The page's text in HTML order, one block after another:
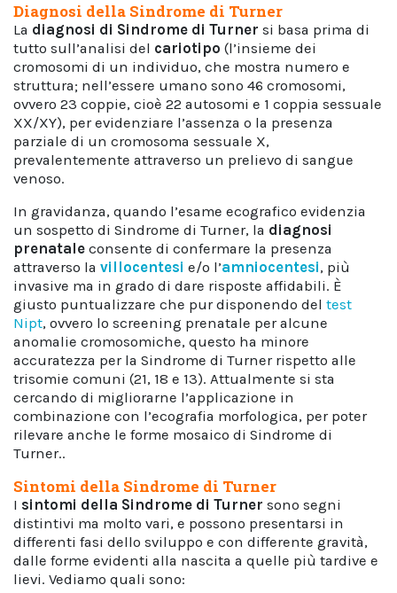
Diagnosi della Sindrome di Turner
La diagnosi di Sindrome di Turner si basa prima di
tutto sull’analisi del cariotipo (l’insieme dei
cromosomi di un individuo, che mostra numero e
struttura; nell’essere umano sono 46 cromosomi,
ovvero 23 coppie, cioè 22 autosomi e 1 coppia sessuale
XX/XY), per evidenziare l’assenza o la presenza
parziale di un cromosoma sessuale X,
prevalentemente attraverso un prelievo di sangue
venoso.
In gravidanza, quando l’esame ecografico evidenzia
un sospetto di Sindrome di Turner, la diagnosi
prenatale consente di confermare la presenza
attraverso la villocentesi e/o l’amniocentesi, più
invasive ma in grado di dare risposte affidabili. È
giusto puntualizzare che pur disponendo del test
Nipt, ovvero lo screening prenatale per alcune
anomalie cromosomiche, questo ha minore
accuratezza per la Sindrome di Turner rispetto alle
trisomie comuni (21, 18 e 13). Attualmente si sta
cercando di migliorarne l’applicazione in
combinazione con l’ecografia morfologica, per poter
rilevare anche le forme mosaico di Sindrome di
Turner..
Sintomi della Sindrome di Turner
I sintomi della Sindrome di Turner sono segni
distintivi ma molto vari, e possono presentarsi in
differenti fasi dello sviluppo e con differente gravità,
dalle forme evidenti alla nascita a quelle più tardive e
lievi. Vediamo quali sono: